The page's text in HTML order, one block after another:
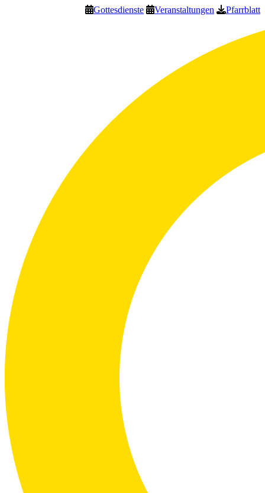
Gottesdienste Veranstaltungen Pfarrblatt